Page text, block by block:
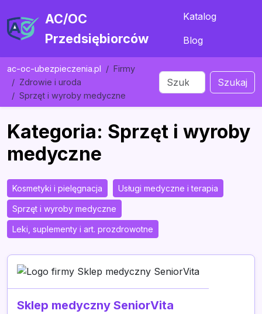
AC/OC
Przedsiębiorców
Katalog
Blog
ac-oc-ubezpieczenia.pl
Firmy
Zdrowie i uroda
Sprzęt i wyroby medyczne
Szukaj
Kategoria: Sprzęt i wyroby
medyczne
Kosmetyki i pielęgnacja Usługi medyczne i terapia
Sprzęt i wyroby medyczne
Leki, suplementy i art. prozdrowotne
Sklep medyczny SeniorVita